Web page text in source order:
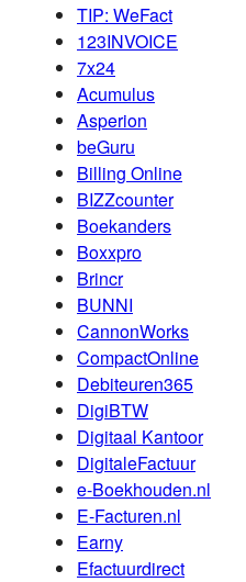
TIP: WeFact
123INVOICE
7x24
Acumulus
Asperion
beGuru
Billing Online
BIZZcounter
Boekanders
Boxxpro
Brincr
BUNNI
CannonWorks
CompactOnline
Debiteuren365
DigiBTW
Digitaal Kantoor
DigitaleFactuur
e-Boekhouden.nl
E-Facturen.nl
Earny
Efactuurdirect